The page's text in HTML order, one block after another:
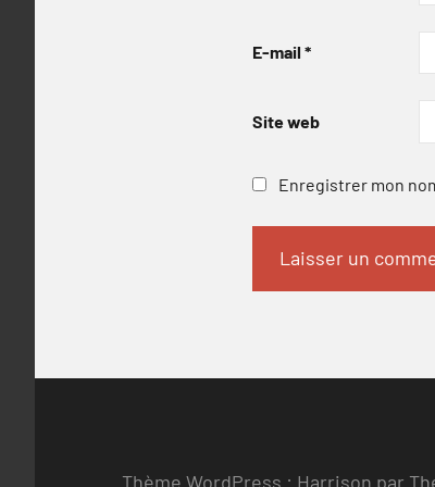
E-mail *
Site web
Enregistrer mon
Thème WordPress : Harrison par